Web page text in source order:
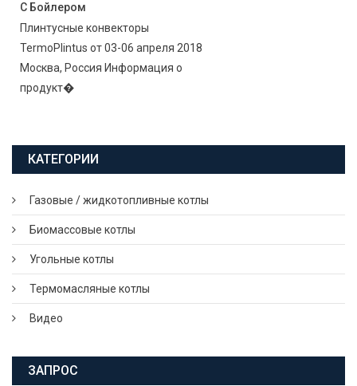
С Бойлером
Плинтусные конвекторы
TermoPlintus от 03-06 апреля 2018
Москва, Россия Информация о
продукт�
КАТЕГОРИИ
Газовые / жидкотопливные котлы
Биомассовые котлы
Угольные котлы
Термомасляные котлы
Видео
ЗАПРОС